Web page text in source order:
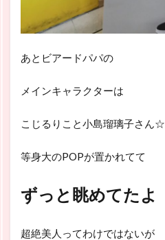
あとビアードパパの
メインキャラクターは
こじるりこと小島瑠璃子さん☆
等身大のPOPが置かれてて
ずっと眺めてたよ
超絶美人ってわけではないが